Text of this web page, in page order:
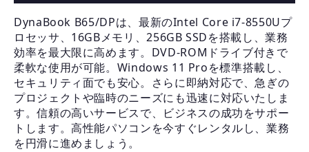
DynaBook B65/DPは、最新のIntel Core i7-8550Uプ
ロセッサ、16GBメモリ、256GB SSDを搭載し、業務
効率を最大限に高めます。DVD-ROMドライブ付きで
柔軟な使用が可能。Windows 11 Proを標準搭載し、
セキュリティ面でも安心。さらに即納対応で、急ぎの
プロジェクトや臨時のニーズにも迅速に対応いたしま
す。信頼の高いサービスで、ビジネスの成功をサポー
トします。高性能パソコンを今すぐレンタルし、業務
を円滑に進めましょう。